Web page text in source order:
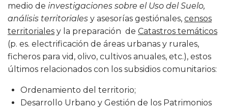
medio de investigaciones sobre el Uso del Suelo,
análisis territoriales y asesorías gestiónales, censos
territoriales y la preparación de Catastros temáticos
(p. es. electrificación de áreas urbanas y rurales,
ficheros para vid, olivo, cultivos anuales, etc.), estos
últimos relacionados con los subsidios comunitarios:
Ordenamiento del territorio;
Desarrollo Urbano y Gestión de los Patrimonios